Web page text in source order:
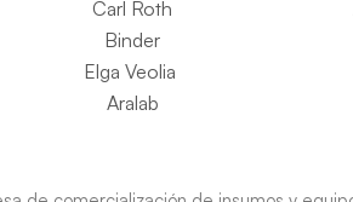
Carl Roth
Binder
Elga Veolia
Aralab